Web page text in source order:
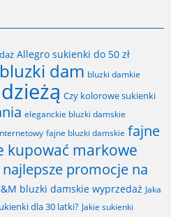
Allegro sukienki do 50 zł
bluzki dam bluzki damkie
Czy kolorowe sukienki
eleganckie bluzki damskie
fajne bluzki damskie fajne
kupować markowe
najlepsze promocje na
bluzki damskie wyprzedaż Jaka
dla 30 latki? Jakie sukienki